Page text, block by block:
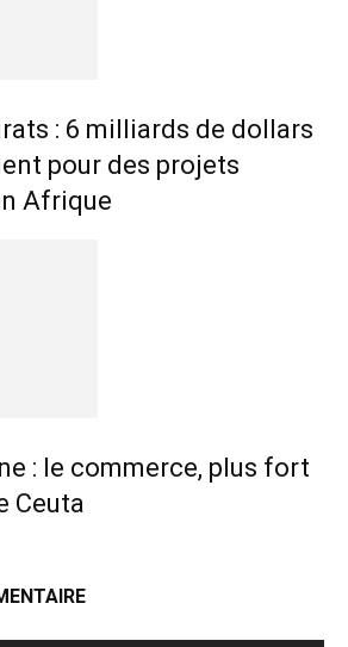
: 6 milliards de dollars
pour des projets
Afrique
: le commerce, plus fort
Ceuta